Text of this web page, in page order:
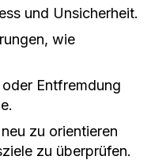
und Unsicherheit.
wie
Entfremdung
zu orientieren
zu überprüfen.